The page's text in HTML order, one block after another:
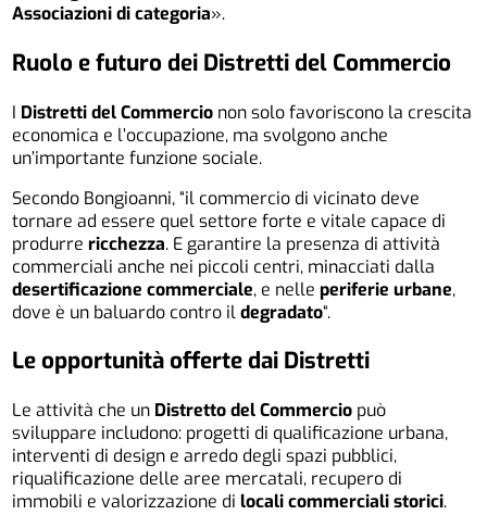
Associazioni di categoria».
Ruolo e futuro dei Distretti del Commercio
I Distretti del Commercio non solo favoriscono la crescita
economica e l’occupazione, ma svolgono anche
un’importante funzione sociale.
Secondo Bongioanni, “il commercio di vicinato deve
tornare ad essere quel settore forte e vitale capace di
produrrericchezza. E garantire la presenza di attività
commerciali anche nei piccoli centri, minacciati dalla
desertificazione commerciale, e nelleperiferie urbane,
dove è un baluardo contro ildegradato“.
Le opportunità offerte dai Distretti
Le attività che un Distretto del Commercio può
sviluppare includono: progetti di qualificazione urbana,
interventi di design e arredo degli spazi pubblici,
riqualificazione delle aree mercatali, recupero di
immobili e valorizzazione dilocali commerciali storici.